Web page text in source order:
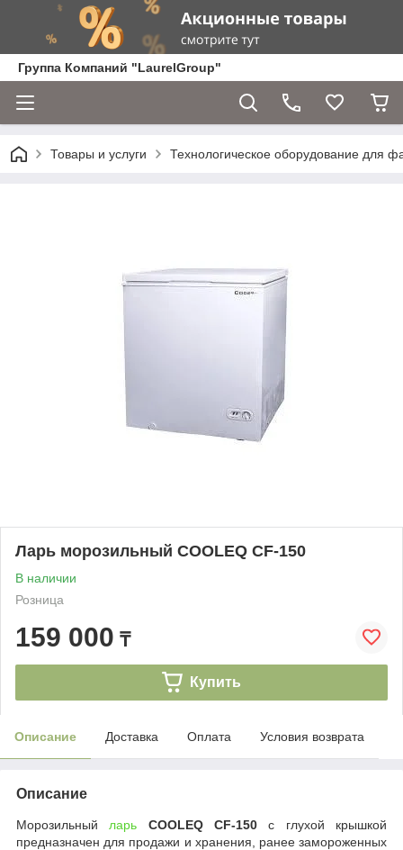
Группа Компаний "LaurelGroup"
Товары и услуги Технологическое оборудование для
Ларь морозильный COOLEQ CF-150
В наличии
Розница
159 000 ₸
Купить
Описание Доставка Оплата Условия возврата
Описание
Морозильный ларь COOLEQ CF-150 с глухой крышкой
предназначен для продажи и хранения, ранее замороженных